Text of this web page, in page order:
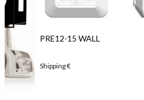
PRE12-15 WALL
Shipping€